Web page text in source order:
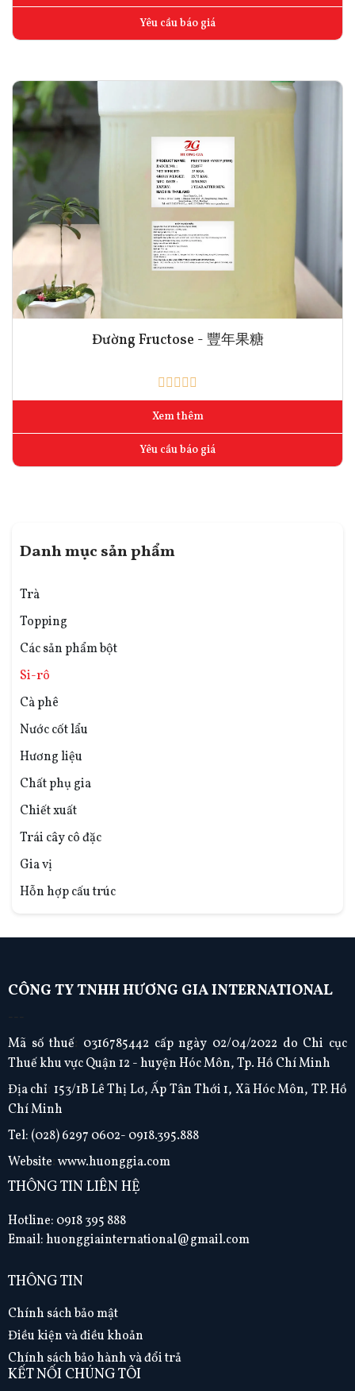
Yêu cầu báo giá
Đường Fructose - 豐年果糖
Xem thêm
Yêu cầu báo giá
Danh mục sản phẩm
Trà
Topping
Các sản phẩm bột
Si-rô
Cà phê
Nước cốt lẩu
Hương liệu
Chất phụ gia
Chiết xuất
Trái cây cô đặc
Gia vị
Hỗn hợp cấu trúc
CÔNG TY TNHH HƯƠNG GIA INTERNATIONAL
---
Mã số thuế: 0316785442 cấp ngày 02/04/2022 do Chi cục
Thuế khu vực Quận 12 - huyện Hóc Môn, Tp. Hồ Chí Minh
Địa chỉ: 153/1B Lê Thị Lơ, Ấp Tân Thới 1, Xã Hóc Môn, TP. Hồ
Chí Minh
Tel: (028) 6297 0602- 0918.395.888
Website:www.huonggia.com
THÔNG TIN LIÊN HỆ
Hotline: 0918 395 888
Email: huonggiainternational@gmail.com
THÔNG TIN
Chính sách bảo mật
Điều kiện và điều khoản
Chính sách bảo hành và đổi trả
KẾT NỐI CHÚNG TÔI